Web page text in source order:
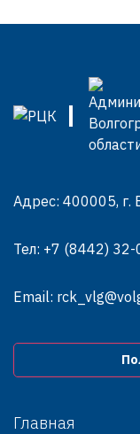
Адрес: 400005, г.
Тел: +7 (8442)
Email:
Главная